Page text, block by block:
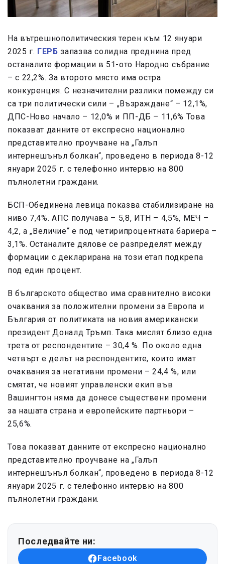
На вътрешнополитическия терен към 12 януари
2025 г. ГЕРБ запазва солидна преднина пред
останалите формации в 51-ото Народно събрание
– с 22,2%. За второто място има остра
конкуренция. С незначителни разлики помежду си
са три политически сили – „Възраждане“ – 12,1%,
ДПС-Ново начало – 12,0% и ПП-ДБ – 11,6% Това
показват данните от експресно национално
представително проучване на „Галъп
интернешънъл болкан“, проведено в периода 8-12
януари 2025 г. с телефонно интервю на 800
пълнолетни граждани.
БСП-Обединена левица показва стабилизиране на
ниво 7,4%. АПС получава – 5,8, ИТН – 4,5%, МЕЧ –
4,2, а „Величие“ е под четирипроцентната бариера –
3,1%. Останалите дялове се разпределят между
формации с декларирана на този етап подкрепа
под един процент.
В българското общество има сравнително високи
очаквания за положителни промени за Европа и
България от политиката на новия американски
президент Доналд Тръмп. Така мислят близо една
трета от респондентите – 30,4 %. По около една
четвърт е делът на респондентите, които имат
очаквания за негативни промени – 24,4 %, или
смятат, че новият управленски екип във
Вашингтон няма да донесе съществени промени
за нашата страна и европейските партньори –
25,6%.
Това показват данните от експресно национално
представително проучване на „Галъп
интернешънъл болкан“, проведено в периода 8-12
януари 2025 г. с телефонно интервю на 800
пълнолетни граждани.
Последвайте ни:
Facebook